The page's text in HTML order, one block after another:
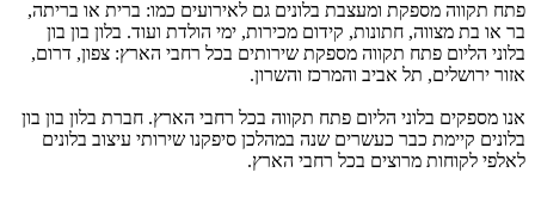
פתח תקווה מספקת ומעצבת בלונים גם לאירועים כמו: ברית או בריתה,
בר או בת מצווה, חתונות, קידום מכירות, ימי הולדת ועוד. בלון בון בון
בלוני הליום פתח תקווה מספקת שירותים בכל רחבי הארץ: צפון, דרום,
אזור ירושלים, תל אביב והמרכז והשרון.
אנו מספקים בלוני הליום פתח תקווה בכל רחבי הארץ. חברת בלון בון בון
בלונים קיימת כבר כעשרים שנה במהלכן סיפקנו שירותי עיצוב בלונים
לאלפי לקוחות מרוצים בכל רחבי הארץ.